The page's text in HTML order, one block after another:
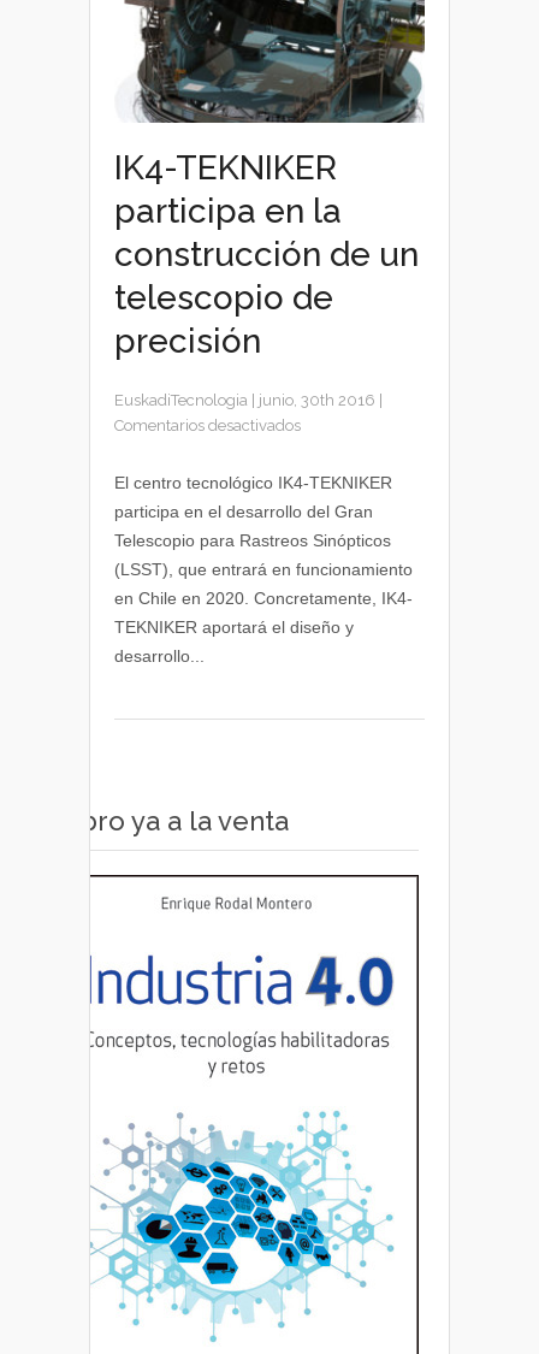
IK4-TEKNIKER
participa en la
construcción de un
telescopio de
precisión
EuskadiTecnologia junio, 30th 2016
Comentarios desactivadosen
TEKNIKER
la
construcción
de
un
El centro tecnológico IK4-TEKNIKER
participa en el desarrollo del Gran
Telescopio para Rastreos Sinópticos
(LSST), que entrará en funcionamiento
en Chile en 2020. Concretamente, IK4-
TEKNIKER aportará el diseño y
desarrollo...
Libro ya a la venta